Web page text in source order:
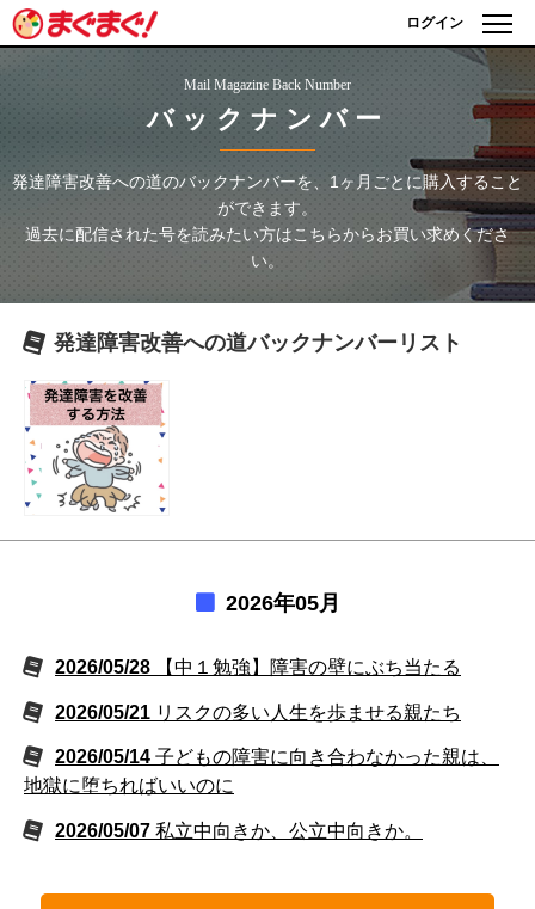
ログイン
Mail Magazine Back Number
バックナンバー
発達障害改善への道のバックナンバーを、1ヶ月ごとに購入すること
ができます。
過去に配信された号を読みたい方はこちらからお買い求めくださ
い。
発達障害改善への道バックナンバーリスト
2026年05月
2026/05/28 【中１勉強】障害の壁にぶち当たる
2026/05/21 リスクの多い人生を歩ませる親たち
2026/05/14 子どもの障害に向き合わなかった親は、
地獄に堕ちればいいのに
2026/05/07 私立中向きか、公立中向きか。